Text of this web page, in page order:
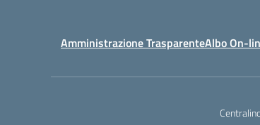
Amministrazione TrasparenteAlbo On-